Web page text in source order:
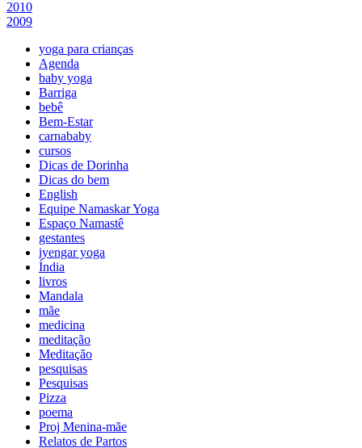
2010
2009
yoga para crianças
Agenda
baby yoga
Barriga
bebê
Bem-Estar
carnababy
cursos
Dicas de Dorinha
Dicas do bem
English
Equipe Namaskar Yoga
Espaço Namastê
gestantes
iyengar yoga
Índia
livros
Mandala
mãe
medicina
meditação
Meditação
pesquisas
Pesquisas
Pizza
poema
Proj Menina-mãe
Relatos de Partos